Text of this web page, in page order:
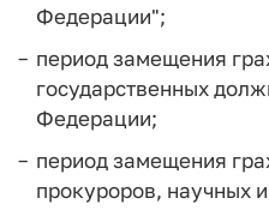
Федерации";
период замещения
государственных
Федерации;
период замещения
прокуроров, научных